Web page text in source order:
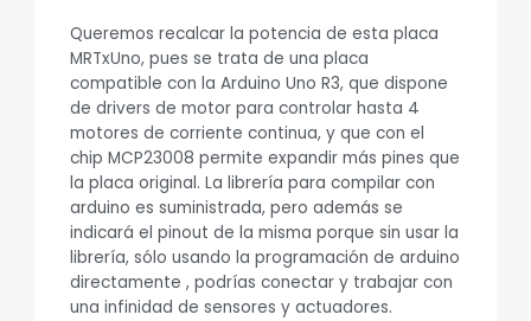
Queremos recalcar la potencia de esta placa
MRTxUno, pues se trata de una placa
compatible con la Arduino Uno R3, que dispone
de drivers de motor para controlar hasta 4
motores de corriente continua, y que con el
chip MCP23008 permite expandir más pines que
la placa original. La librería para compilar con
arduino es suministrada, pero además se
indicará el pinout de la misma porque sin usar la
librería, sólo usando la programación de arduino
directamente , podrías conectar y trabajar con
una infinidad de sensores y actuadores.